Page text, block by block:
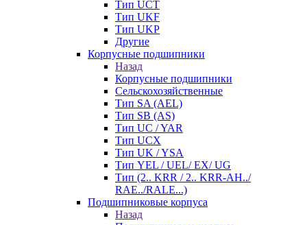
Тип UCT
Тип UKF
Тип UKP
Другие
Корпусные подшипники
Назад
Корпусные подшипники
Сельскохозяйственные
Тип SA (AEL)
Тип SB (AS)
Тип UC / YAR
Тип UCX
Тип UK / YSA
Тип YEL / UEL/ EX/ UG
Тип (2.. KRR / 2.. KRR-AH../
RAE../RALE...)
Подшипниковые корпуса
Назад